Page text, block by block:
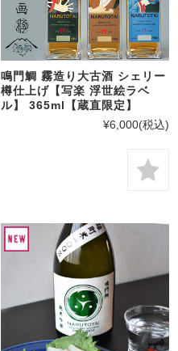
鳴門鯛 霧造り大古酒 シェリー
樽仕上げ【写楽 浮世絵ラベ
ル】 365ml【蔵直限定】
¥6,000(税込)